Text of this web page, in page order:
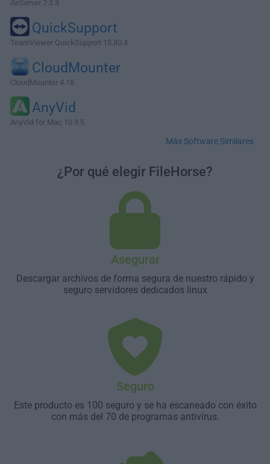
AirServer 7.3.3
QuickSupport
TeamViewer QuickSupport 15.80.4
CloudMounter
CloudMounter 4.18
AnyVid
AnyVid for Mac 10.9.5
Más Software Similares
¿Por qué elegir FileHorse?
Asegurar
Descargar archivos de forma segura de nuestro rápido y
seguro servidores dedicados linux
Seguro
Este producto es 100 seguro y se ha escaneado con éxito
con más del 70 de programas antivirus.